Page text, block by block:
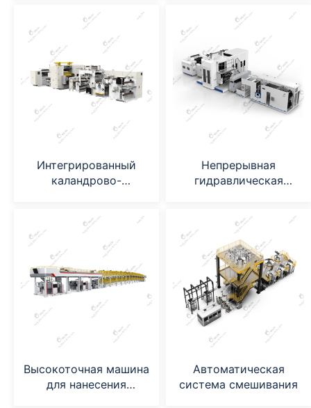
Интегрированный
каландрово-
Непрерывная
гидравлическая
Высокоточная машина
для нанесения
Автоматическая
система смешивания